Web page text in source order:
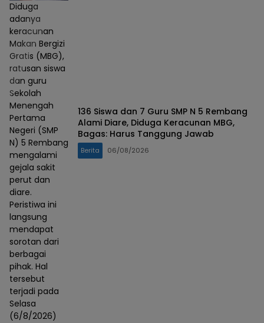
Diduga
adanya
keracunan
Makan Bergizi
Gratis (MBG),
ratusan siswa
dan guru
Sekolah
Menengah
Pertama
Negeri (SMP
N) 5 Rembang
mengalami
gejala sakit
perut dan
diare.
Peristiwa ini
langsung
mendapat
sorotan dari
berbagai
pihak. Hal
tersebut
terjadi pada
Selasa
(6/8/2026)
136 Siswa dan 7 Guru SMP N 5 Rembang
Alami Diare, Diduga Keracunan MBG,
Bagas: Harus Tanggung Jawab
Berita 06/08/2026